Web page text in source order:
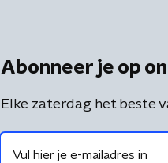
Abonneer je op
Elke zaterdag het beste